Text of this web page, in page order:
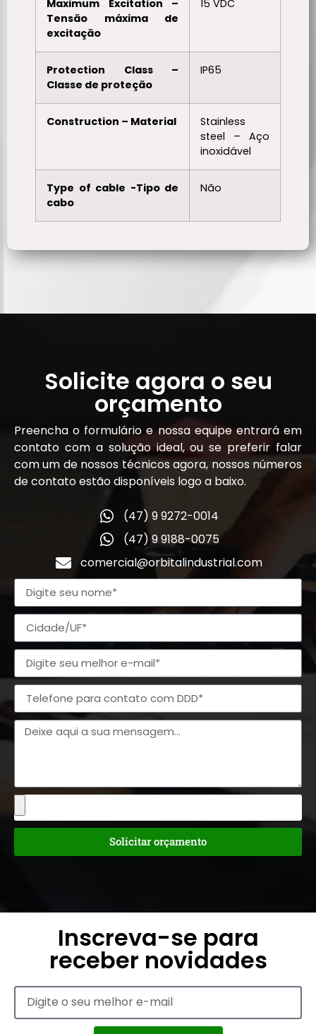
Maximum Excitation –
Tensão máxima de
excitação
15 VDC
Protection Class –
Classe de proteção
IP65
Construction – Material
Stainless
steel – Aço
inoxidável
Type of cable -Tipo de
cabo
Não
Solicite agora o seu
orçamento
Preencha o formulário e nossa equipe entrará em
contato com a solução ideal, ou se preferir falar
com um de nossos técnicos agora, nossos números
de contato estão disponíveis logo a baixo.
(47) 9 9272-0014
(47) 9 9188-0075
comercial@orbitalindustrial.com
Solicitar orçamento
Inscreva-se para
receber novidades